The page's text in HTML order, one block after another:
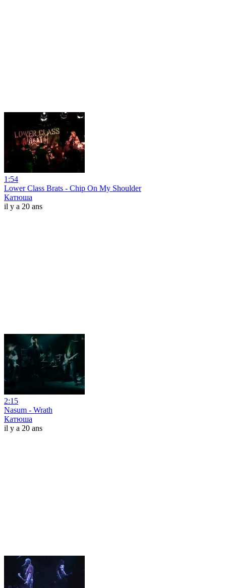
1:54
Lower Class Brats - Chip On My Shoulder
Катюша
il y a 20 ans
2:15
Nasum - Wrath
Катюша
il y a 20 ans